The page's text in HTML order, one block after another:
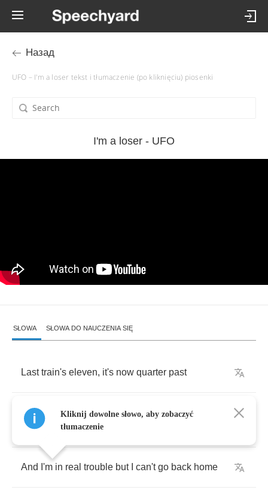
Назад
UFO – I'm a loser tekst i tłumaczenie (po kliknięciu) piosenki
I'm a loser - UFO
SŁOWA SŁOWA DO NAUCZENIA SIĘ
Last train's eleven, it's now quarter past
Why're you tryin' to make the evenin' move
fast
And I'm in real trouble but can't go back home
Kliknij dowolne słowo, aby zobaczyć
tłumaczenie